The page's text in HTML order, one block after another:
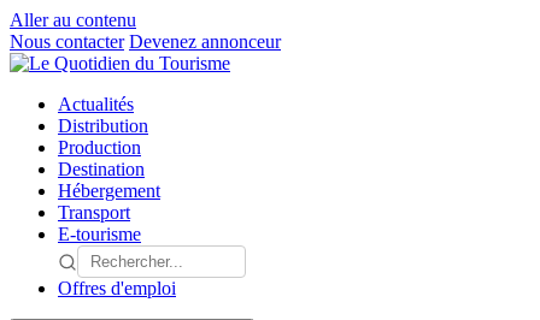
Aller au contenu
Nous contacter Devenez annonceur
Actualités
Distribution
Production
Destination
Hébergement
Transport
E-tourisme
Offres d'emploi